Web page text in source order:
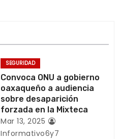
SEGURIDAD
Convoca ONU a gobierno
oaxaqueño a audiencia
sobre desaparición
forzada en la Mixteca
Mar 13, 2025
Informativo6y7